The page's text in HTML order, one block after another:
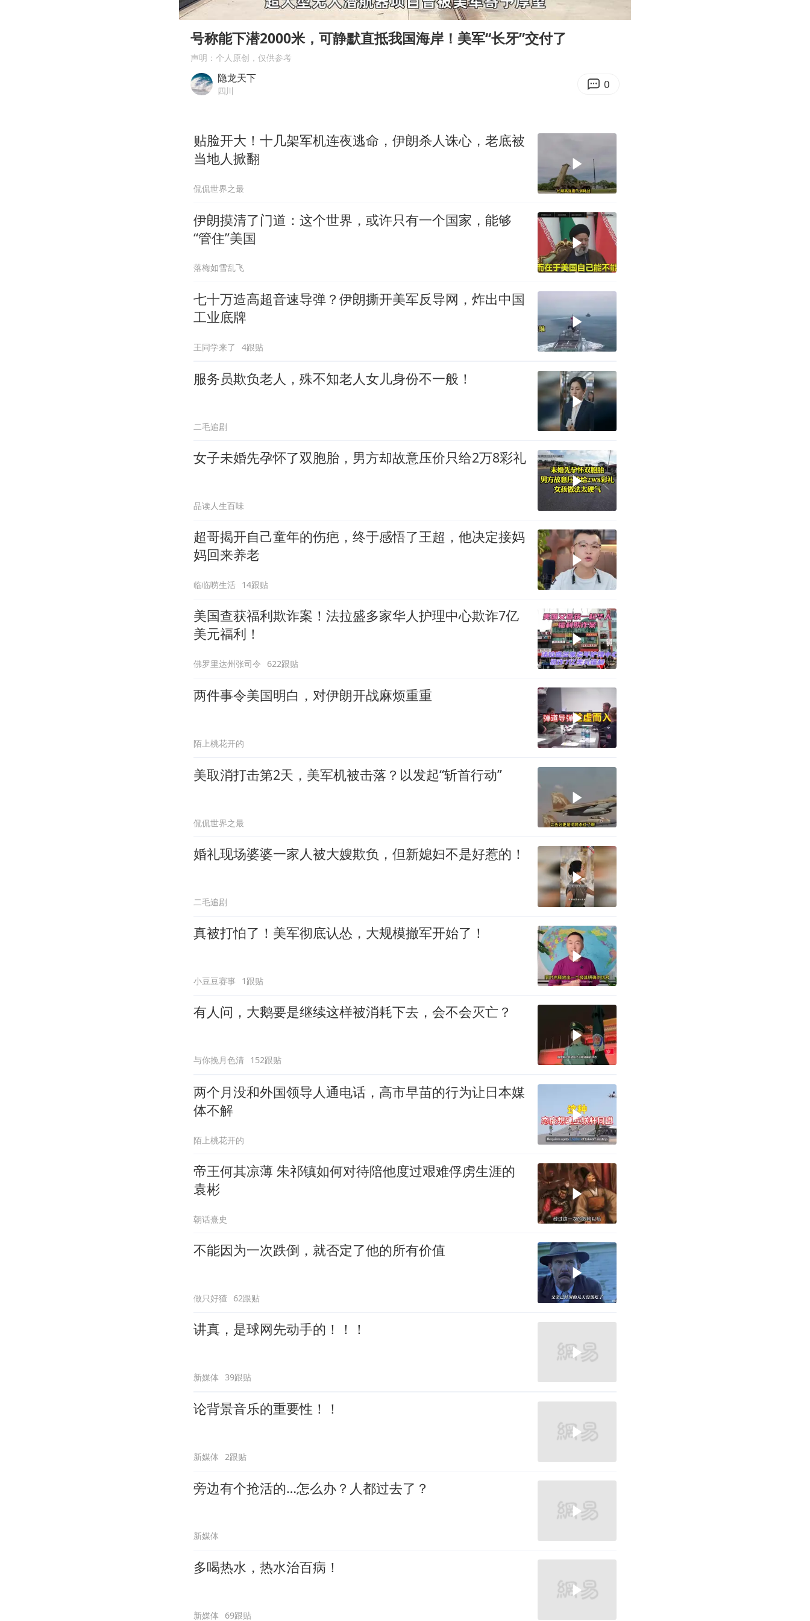
“立秋的第一杯奶茶”又爆单了
国防部：坚决反制任何闹海挑衅图谋
女儿为争财产堵门阻挠父亲出殡
00:00
号称能下潜2000米，可静默直抵我国海岸！美军“长牙”交付了
声明：个人原创，仅供参考
隐龙天下
四川 0
贴脸开大！十几架军机连夜逃命，伊朗杀人诛心，老底被
当地人掀翻
侃侃世界之最
伊朗摸清了门道：这个世界，或许只有一个国家，能够
“管住”美国
落梅如雪乱飞
七十万造高超音速导弹？伊朗撕开美军反导网，炸出中国
工业底牌
王同学来了 4跟贴
服务员欺负老人，殊不知老人女儿身份不一般！
二毛追剧
女子未婚先孕怀了双胞胎，男方却故意压价只给2万8彩礼
品读人生百味
超哥揭开自己童年的伤疤，终于感悟了王超，他决定接妈
妈回来养老
临临唠生活 14跟贴
美国查获福利欺诈案！法拉盛多家华人护理中心欺诈7亿
美元福利！
佛罗里达州张司令 622跟贴
两件事令美国明白，对伊朗开战麻烦重重
陌上桃花开的
美取消打击第2天，美军机被击落？以发起“斩首行动”
侃侃世界之最
婚礼现场婆婆一家人被大嫂欺负，但新媳妇不是好惹的！
二毛追剧
真被打怕了！美军彻底认怂，大规模撤军开始了！
小豆豆赛事 1跟贴
有人问，大鹅要是继续这样被消耗下去，会不会灭亡？
与你挽月色清 152跟贴
两个月没和外国领导人通电话，高市早苗的行为让日本媒
体不解
陌上桃花开的
帝王何其凉薄 朱祁镇如何对待陪他度过艰难俘虏生涯的
袁彬
朝话熹史
不能因为一次跌倒，就否定了他的所有价值
做只好猹 62跟贴
讲真，是球网先动手的！！！
新媒体 39跟贴
论背景音乐的重要性！！
新媒体 2跟贴
旁边有个抢活的…怎么办？人都过去了？
新媒体
多喝热水，热水治百病！
新媒体 69跟贴